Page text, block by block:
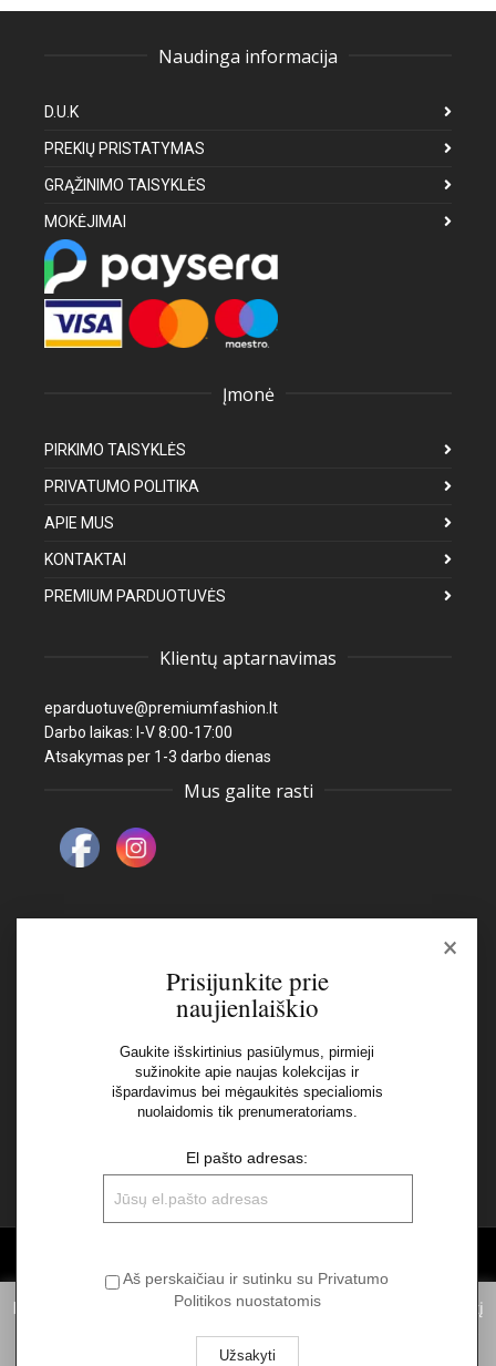
Naudinga informacija
D.U.K
PREKIŲ PRISTATYMAS
GRĄŽINIMO TAISYKLĖS
MOKĖJIMAI
Įmonė
PIRKIMO TAISYKLĖS
PRIVATUMO POLITIKA
APIE MUS
KONTAKTAI
PREMIUM PARDUOTUVĖS
Klientų aptarnavimas
eparduotuve@premiumfashion.lt
Darbo laikas: I-V 8:00-17:00
Atsakymas per 1-3 darbo dienas
Mus galite rasti
Naujienlaiškis
Aš perskaičiau ir sutinku su Privatumo Politikos
Informuojame, kad norėdami suteikti Jums pačią geriausią patirtį
naudojantis mūsų svetainę, statistiniais tikslais mes naudojame
slapukus. Spausdami „Aš sutinku“ Jūs sutinkate su slapukų
×
Prisijunkite prie
naujienlaiškio
Gaukite išskirtinius pasiūlymus, pirmieji
sužinokite apie naujas kolekcijas ir
išpardavimus bei mėgaukitės specialiomis
nuolaidomis tik prenumeratoriams.
El pašto adresas:
Aš perskaičiau ir sutinku su Privatumo
Politikos nuostatomis